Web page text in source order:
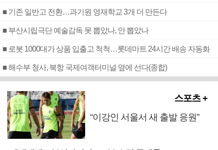
■ 기존 일반고 전환…과기원 영재학교 3개 더 만든다
■ 부산시립극단 예술감독 못 뽑았나, 안 뽑았나
■ 로봇 1000대가 상품 입출고 척척…롯데마트 24시간 배송 자동화
■ 해수부 청사, 북항 국제여객터미널 옆에 선다(종합)
스포츠 +
“이강인 서울서 새 출발 응원”